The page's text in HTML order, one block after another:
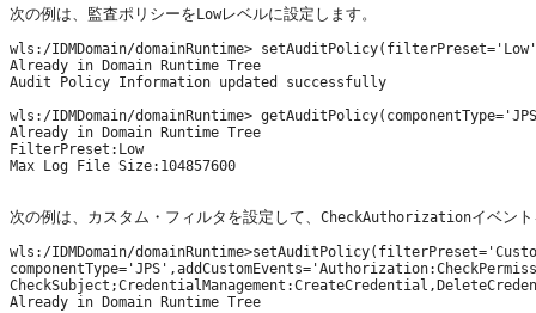
次の例は、監査ポリシーを Lowレベルに設定します。
wls:/IDMDomain/domainRuntime>
Already in Domain Runtime Tree
Audit Policy Information updated successfully
wls:/IDMDomain/domainRuntime>
Already in Domain Runtime Tree
FilterPreset:Low
Max Log File Size:104857600
次の例は、カスタム・フィルタを設定して、 CheckAuthorizationイベン
wls:/IDMDomain/
Already in Domain Runtime Tree